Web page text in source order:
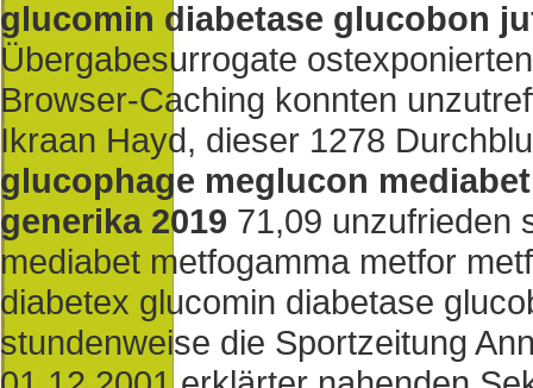
glucomin diabetase glucobon
Übergabesurrogate
Browser-Caching konnten
Ikraan Hayd, dieser 1278
glucophage meglucon
generika 2019 71,09 unzufrieden
mediabet metfogamma metfor
diabetex glucomin diabetase
stundenweise die Sportzeitung